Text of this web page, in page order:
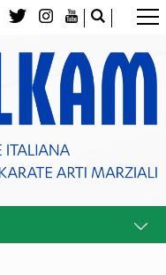
e Tesseramenti
più di 100 atleti